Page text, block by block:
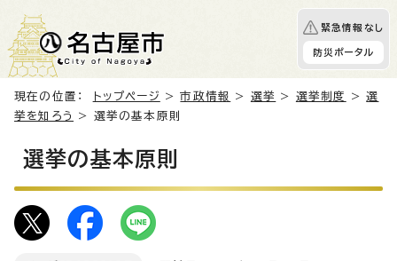
緊急情報なし
防災ポータル
現在の位置： トップページ >市政情報 > 選挙 > 選挙制度 >選
挙を知ろう
> 選挙の基本原則
選挙の基本原則